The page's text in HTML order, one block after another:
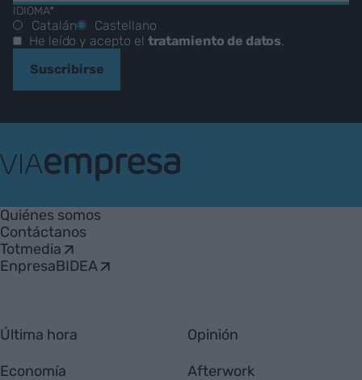
IDIOMA*
Catalán
Castellano
He leído y acepto el tratamiento de datos.
Suscribirse
Empresa
Quiénes somos
Contáctanos
Totmedia
EnpresaBIDEA
Última hora
Economía
Opinión
Afterwork